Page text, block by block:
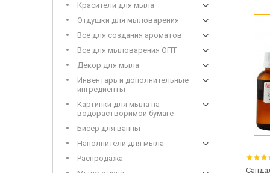
Сухоцветы
Глиттеры
Игрушки для заливки в мыло
Красители для мыла
Отдушки для мыловарения
Все для создания ароматов
Все для мыловарения ОПТ
Декор для мыла
Инвентарь и дополнительные
ингредиенты
Картинки для мыла на
водорастворимой бумаге
Бисер для ванны
Наполнители для мыла
Распродажа